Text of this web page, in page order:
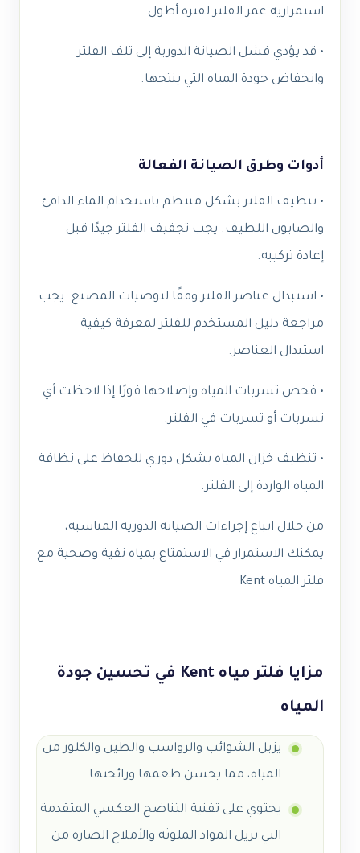
استمرارية عمر الفلتر لفترة أطول.
• قد يؤدي فشل الصيانة الدورية إلى تلف الفلتر
وانخفاض جودة المياه التي ينتجها.
أدوات وطرق الصيانة الفعالة
• تنظيف الفلتر بشكل منتظم باستخدام الماء الدافئ
والصابون اللطيف. يجب تجفيف الفلتر جيدًا قبل
إعادة تركيبه.
• استبدال عناصر الفلتر وفقًا لتوصيات المصنع. يجب
مراجعة دليل المستخدم للفلتر لمعرفة كيفية
استبدال العناصر.
• فحص تسربات المياه وإصلاحها فورًا إذا لاحظت أي
تسربات أو تسربات في الفلتر.
• تنظيف خزان المياه بشكل دوري للحفاظ على نظافة
المياه الواردة إلى الفلتر.
من خلال اتباع إجراءات الصيانة الدورية المناسبة،
يمكنك الاستمرار في الاستمتاع بمياه نقية وصحية مع
فلتر المياه Kent
مزايا فلتر مياه Kent في تحسين جودة
المياه
يزيل الشوائب والرواسب والطين والكلور من
المياه، مما يحسن طعمها ورائحتها.
يحتوي على تقنية التناضح العكسي المتقدمة
التي تزيل المواد الملوثة والأملاح الضارة من